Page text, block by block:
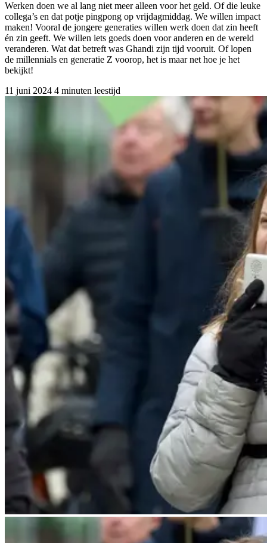
Werken doen we al lang niet meer alleen voor het geld. Of die leuke
collega’s en dat potje pingpong op vrijdagmiddag. We willen impact
maken! Vooral de jongere generaties willen werk doen dat zin heeft
én zin geeft. We willen iets goeds doen voor anderen en de wereld
veranderen. Wat dat betreft was Ghandi zijn tijd vooruit. Of lopen
de millennials en generatie Z voorop, het is maar net hoe je het
bekijkt!
11 juni 2024 4 minuten leestijd